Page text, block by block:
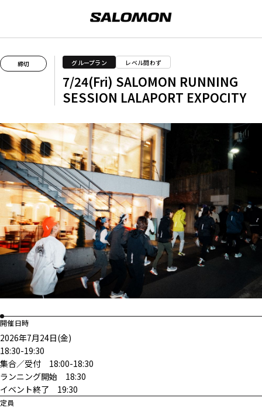
締切 グループラン レベル問わず
7/24(Fri) SALOMON RUNNING
SESSION LALAPORT EXPOCITY
開催日時
2026年7月24日(金)
18:30-19:30
集合／受付 18:00-18:30
ランニング開始 18:30
イベント終了 19:30
定員